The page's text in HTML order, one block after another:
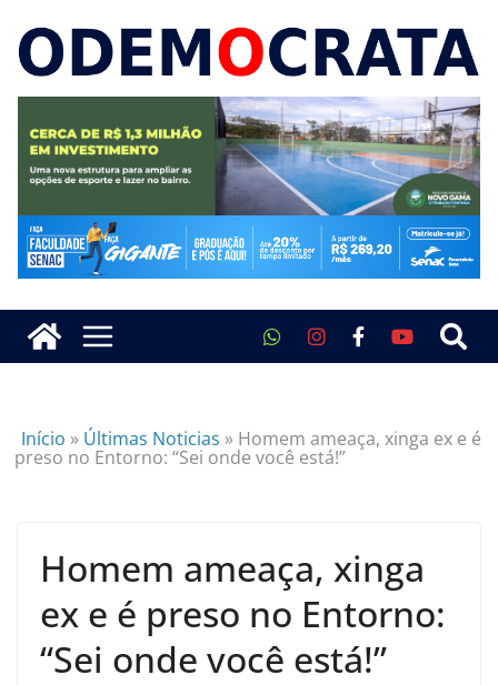
Início » Últimas Noticias » Homem ameaça, xinga ex e é
preso no Entorno: “Sei onde você está!”
Homem ameaça, xinga
ex e é preso no Entorno:
“Sei onde você está!”